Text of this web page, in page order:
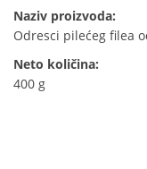
Naziv proizvoda:
Odresci pilećeg filea
Neto količina:
400 g